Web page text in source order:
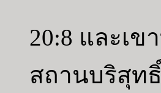
20:8 และเ
สถานบริสุท